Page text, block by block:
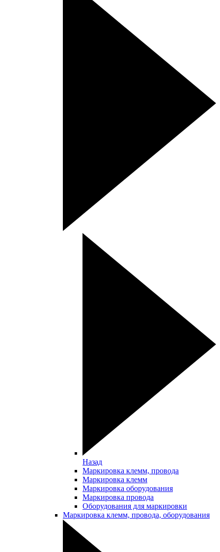
Назад
Маркировка клемм, провода
Маркировка клемм
Маркировка оборудования
Маркировка провода
Оборудования для маркировки
Маркировка клемм, провода, оборудования